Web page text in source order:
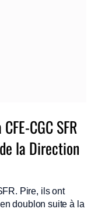
CGC SFR
la Direction
Pire, ils ont
doublon suite à la